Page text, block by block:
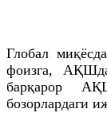
Глобал
фоизга,
барқарор
бозорлардаги